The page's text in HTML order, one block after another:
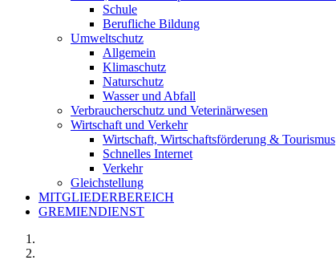
Schule
Berufliche Bildung
Umweltschutz
Allgemein
Klimaschutz
Naturschutz
Wasser und Abfall
Verbraucherschutz und Veterinärwesen
Wirtschaft und Verkehr
Wirtschaft, Wirtschaftsförderung & Tourismus
Schnelles Internet
Verkehr
Gleichstellung
MITGLIEDERBEREICH
GREMIENDIENST